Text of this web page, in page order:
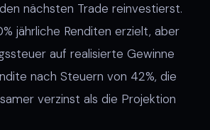
nächsten Trade reinvestierst.
jährliche Renditen erzielt, aber
auf realisierte Gewinne
nach Steuern von 42%, die
verzinst als die Projektion